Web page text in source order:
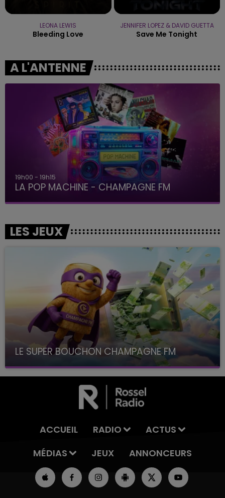
LEONA LEWIS
Bleeding Love
JENNIFER LOPEZ & DAVID GUETTA
Save Me Tonight
A L'ANTENNE
19h00 - 19h15
LA POP MACHINE - CHAMPAGNE FM
LES JEUX
LE SUPER BOUCHON CHAMPAGNE FM
avec La Famille Champagne FM, à 8H10
ACCUEIL RADIO
ACTUS
MÉDIAS
JEUX ANNONCEURS